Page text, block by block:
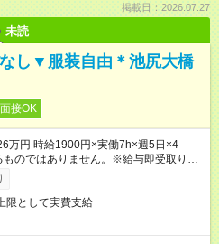
掲載日：2026.07.27
未読
し▼服装自由＊池尻大橋
接OK
円 時給1900円×実働7h×週5日×4
のではありません。※給与即受取りサ
有）
限として実費支給